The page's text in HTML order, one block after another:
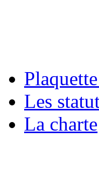
Les
La charte